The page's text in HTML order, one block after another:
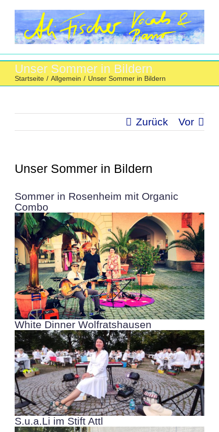
Inhalt
springen
Unser Sommer in Bildern
Startseite / Allgemein / Unser Sommer in Bildern
Zurück Vor
Unser Sommer in Bildern
Sommer in Rosenheim mit Organic
Combo
White Dinner Wolfratshausen
S.u.a.Li im Stift Attl